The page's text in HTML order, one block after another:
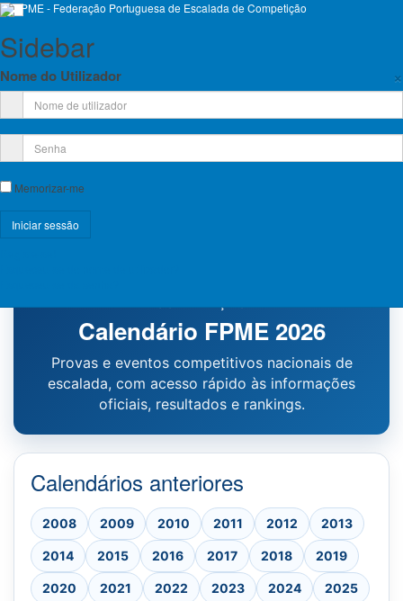
Sidebar
×
Nome do Utilizador
Memorizar-me
Calendário FPME 2026
Provas e eventos competitivos nacionais de
escalada, com acesso rápido às informações
oficiais, resultados e rankings.
Calendários anteriores
2008 2009 2010 2011 2012 2013
2014 2015 2016 2017 2018 2019
2020 2021 2022 2023 2024 2025